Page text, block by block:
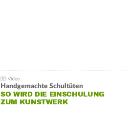
Handgemachte Schultüten
SO WIRD DIE EINSCHULUNG
ZUM KUNSTWERK